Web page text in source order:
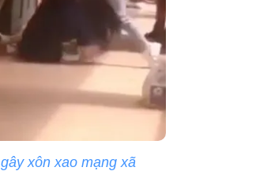
xôn xao mạng xã